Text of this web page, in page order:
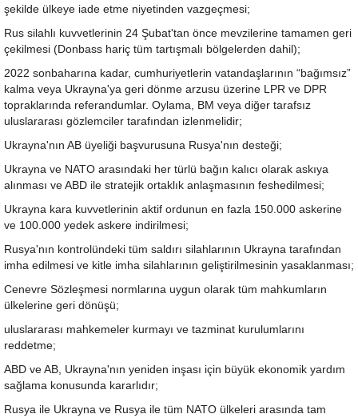
şekilde ülkeye iade etme niyetinden vazgeçmesi;
Rus silahlı kuvvetlerinin 24 Şubat'tan önce mevzilerine tamamen geri
çekilmesi (Donbass hariç tüm tartışmalı bölgelerden dahil);
2022 sonbaharına kadar, cumhuriyetlerin vatandaşlarının “bağımsız”
kalma veya Ukrayna'ya geri dönme arzusu üzerine LPR ve DPR
topraklarında referandumlar. Oylama, BM veya diğer tarafsız
uluslararası gözlemciler tarafından izlenmelidir;
Ukrayna'nın AB üyeliği başvurusuna Rusya'nın desteği;
Ukrayna ve NATO arasındaki her türlü bağın kalıcı olarak askıya
alınması ve ABD ile stratejik ortaklık anlaşmasının feshedilmesi;
Ukrayna kara kuvvetlerinin aktif ordunun en fazla 150.000 askerine
ve 100.000 yedek askere indirilmesi;
Rusya'nın kontrolündeki tüm saldırı silahlarının Ukrayna tarafından
imha edilmesi ve kitle imha silahlarının geliştirilmesinin yasaklanması;
Cenevre Sözleşmesi normlarına uygun olarak tüm mahkumların
ülkelerine geri dönüşü;
uluslararası mahkemeler kurmayı ve tazminat kurulumlarını
reddetme;
ABD ve AB, Ukrayna'nın yeniden inşası için büyük ekonomik yardım
sağlama konusunda kararlıdır;
Rusya ile Ukrayna ve Rusya ile tüm NATO ülkeleri arasında tam